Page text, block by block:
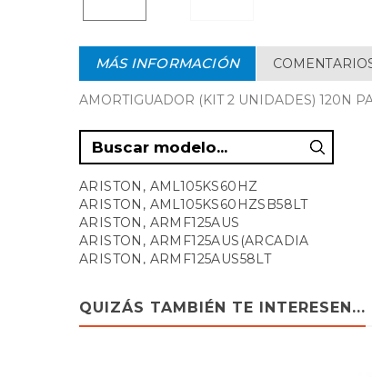
MÁS INFORMACIÓN
AMORTIGUADOR (KIT 2 UNIDADES) 120N
ARISTON, AML105KS60HZ
ARISTON, AML105KS60HZSB58LT
ARISTON, ARMF125AUS
ARISTON, ARMF125AUS(ARCADIA
ARISTON, ARMF125AUS58LT
ARISTON, AWD716W TW
ARISTON, BHWD125GCC
ARISTON, BIWDHL75128MEA
QUIZÁS TAMBIÉN TE INTERESEN...